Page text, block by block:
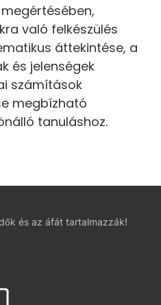
való felkészülés
áttekintése, a
és jelenségek
számítások
megbízható
tanuláshoz.
és az áfát tartalmazzák!